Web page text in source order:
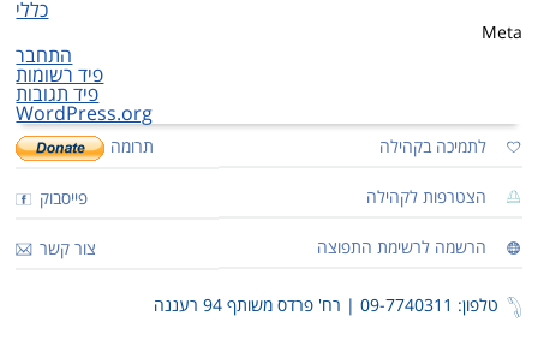
כללי
Meta
התחבר
פיד רשומות
פיד תגובות
WordPress.org
לתמיכה בקהילה תרומה
הצטרפות לקהילה פייסבוק
הרשמה לרשימת התפוצה צור קשר
טלפון: 09-7740311 | רח' פרדס משותף 94 רעננה